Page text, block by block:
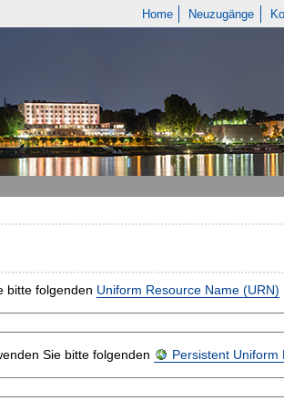
Home Neuzugänge
bitte folgenden Uniform Resource Name (URN)
Sie bitte folgenden Persistent Uniform